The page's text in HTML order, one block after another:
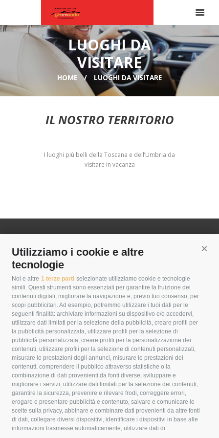
Utilizziamo i cookie e altre
tecnologie
Noi e altre 1 terze parti selezionate utilizziamo cookie e tecnologie
simili. Questi strumenti sono essenziali per garantire la fruizione dei
contenuti digitali, migliorare la navigazione e, previo tuo consenso, per
scopi pubblicitari. Ad esempio, potremmo utilizzare i tuoi dati per le
seguenti finalità: archiviare informazioni su dispositivo e/o accedervi,
utilizzare dati limitati per la selezione della pubblicità, creare profili per
la pubblicità personalizzata, utilizzare profili per la selezione di
pubblicità personalizzata, creare profili per la personalizzazione dei
contenuti, utilizzare profili per la selezione di contenuti personalizzati,
misurare le prestazioni degli annunci, misurare le prestazioni dei
contenuti, comprendere il pubblico attraverso statistiche o la
combinazione di dati provenienti da fonti diverse, sviluppare e
migliorare i servizi, utilizzare dati limitati per la selezione dei contenuti,
garantire la sicurezza, prevenire e rilevare frodi, correggere errori,
erogare e presentare pubblicità e contenuto, salvare e comunicare le
scelte sulla privacy, abbinare e combinare dati provenienti da altre fonti
di dati, collegare diversi dispositivi, identificare i dispositivi in base alle
informazioni trasmesse automaticamente, utilizzare dati di
LUOGHI DA
VISITARE
HOME LUOGHI DA VISITARE
IL NOSTRO TERRITORIO
I luoghi più belli della Toscana e dell’Umbria da
visitare in vacanza
GIRAMONDO SRL
Cod. Fisc. e P.IVA: 01075780526
Capitale sociale: € 10.000,00 i.v.
Sede
Via Toppo Basso , 4 - Fraz. Macciano - 53043 Chiusi
(SI)
CONTATTI
Tel: +39 0578 275026
Cell: +39 337 700529–+39 335 7217123